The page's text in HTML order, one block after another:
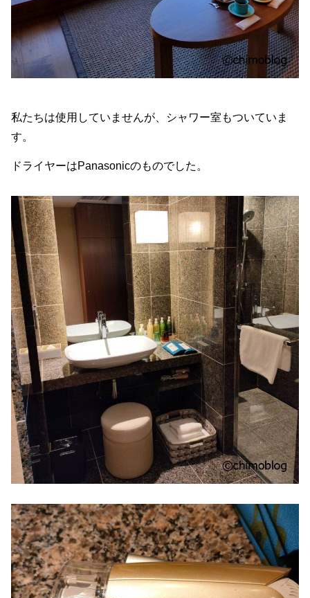
私たちは使用していませんが、シャワー室もついていま
す。
ドライヤーはPanasonicのものでした。